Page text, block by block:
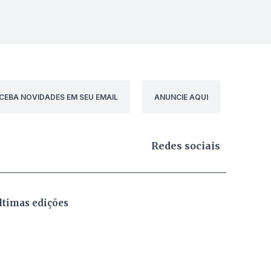
NOVIDADES EM SEU EMAIL ANUNCIE AQUI
Redes sociais
edições